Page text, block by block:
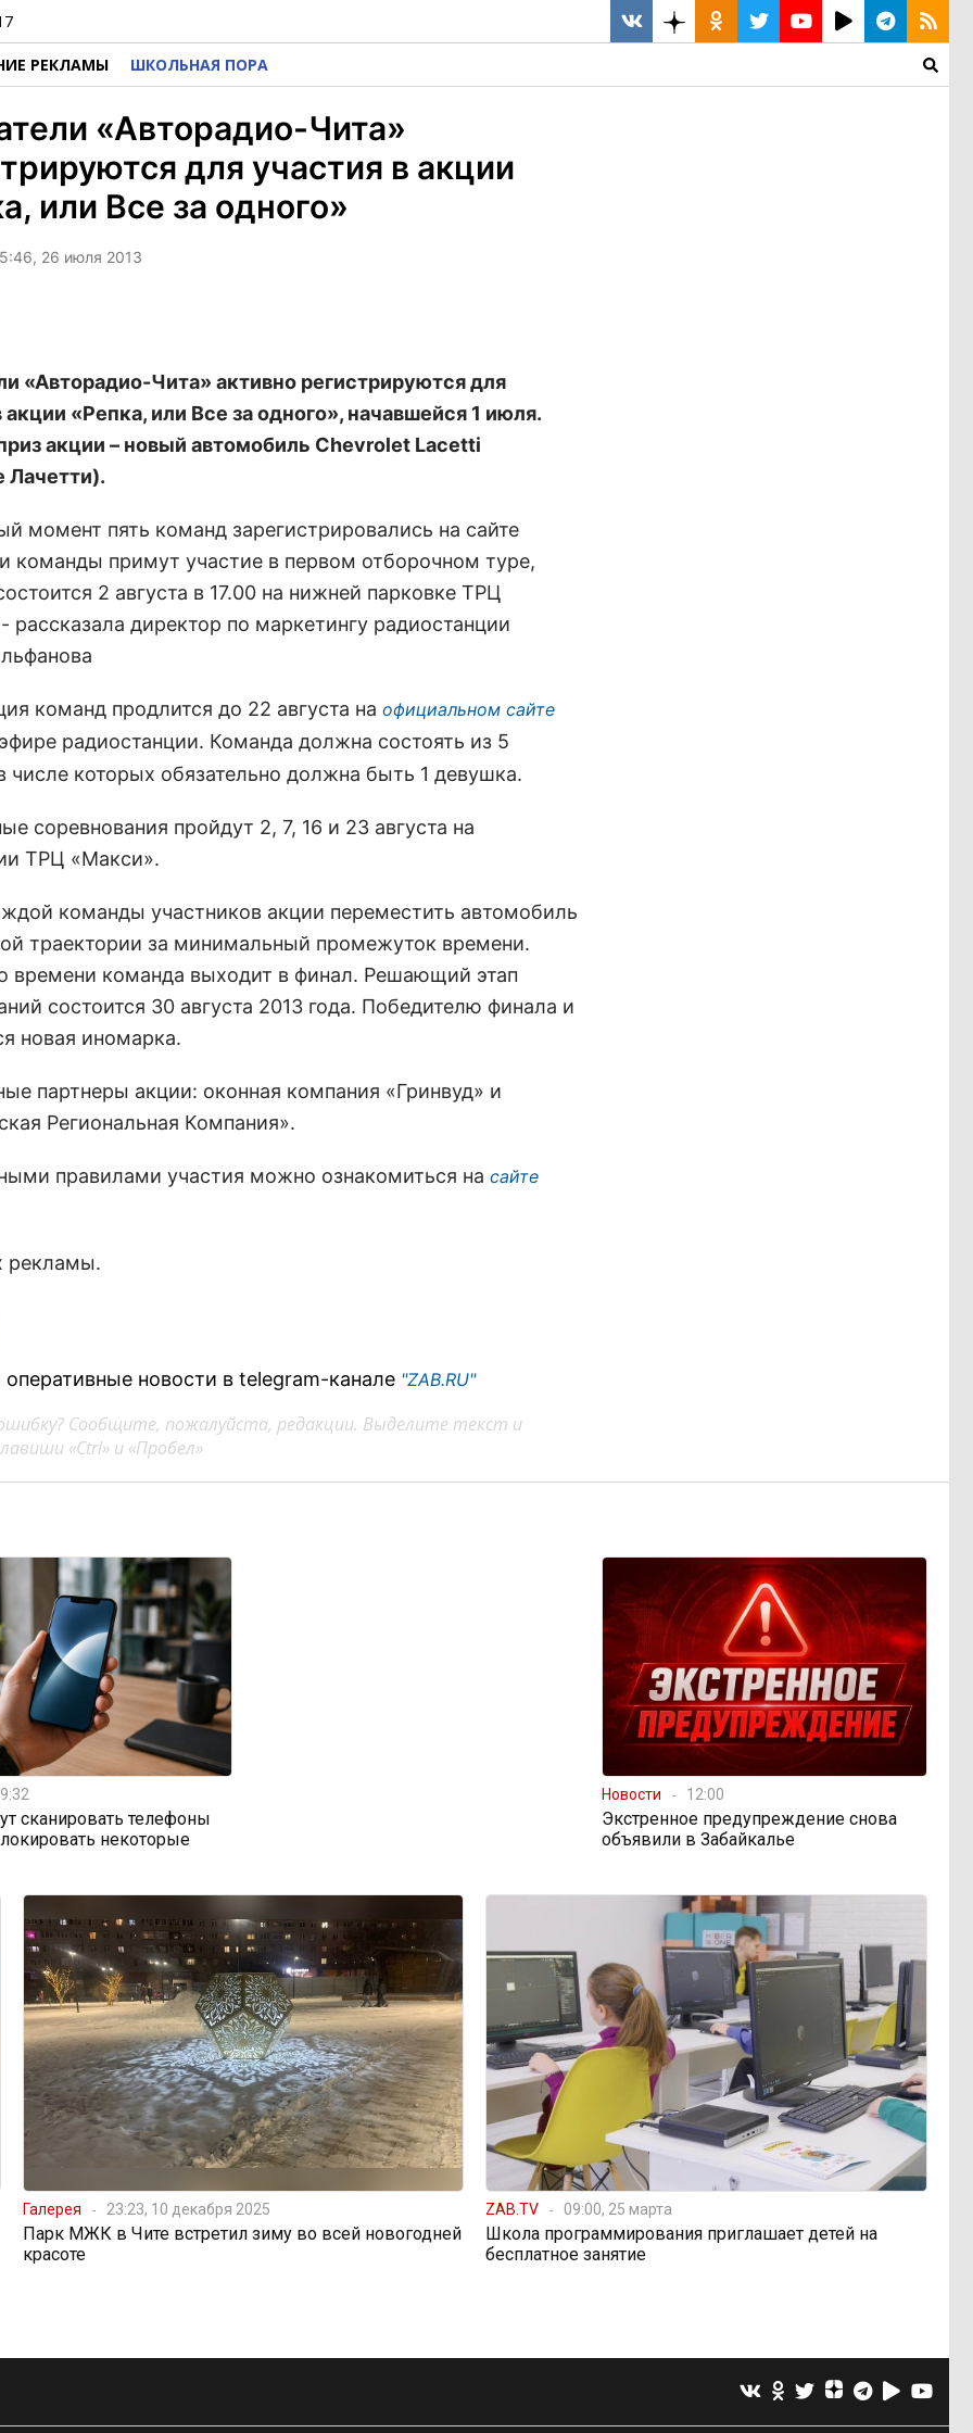
РЕКЛАМЫ ШКОЛЬНАЯ ПОРА
«Авторадио-Чита»
для участия в акции
или Все за одного»
26 июля 2013
«Авторадио-Чита» активно регистрируются для
акции «Репка, или Все за одного», начавшейся 1 июля.
акции – новый автомобиль Chevrolet Lacetti
Лачетти).
момент пять команд зарегистрировались на сайте
команды примут участие в первом отборочном туре,
2 августа в 17.00 на нижней парковке ТРЦ
рассказала директор по маркетингу радиостанции
команд продлится до 22 августа на официальном сайте
радиостанции. Команда должна состоять из 5
числе которых обязательно должна быть 1 девушка.
соревнования пройдут 2, 7, 16 и 23 августа на
ТРЦ «Макси».
команды участников акции переместить автомобиль
траектории за минимальный промежуток времени.
времени команда выходит в финал. Решающий этап
состоится 30 августа 2013 года. Победителю финала и
новая иномарка.
партнеры акции: оконная компания «Гринвуд» и
Региональная Компания».
правилами участия можно ознакомиться на сайте
рекламы.
новости в telegram-канале "ZAB.RU"
Сообщите, пожалуйста, редакции. Выделите текст и
«Ctrl» и «Пробел»
сканировать телефоны
некоторые
Новости 12:00
Экстренное предупреждение снова
объявили в Забайкалье
Галерея 23:23, 10 декабря 2025
Парк МЖК в Чите встретил зиму во всей новогодней
красоте
ZAB.TV 09:00, 25 марта
Школа программирования приглашает детей на
бесплатное занятие